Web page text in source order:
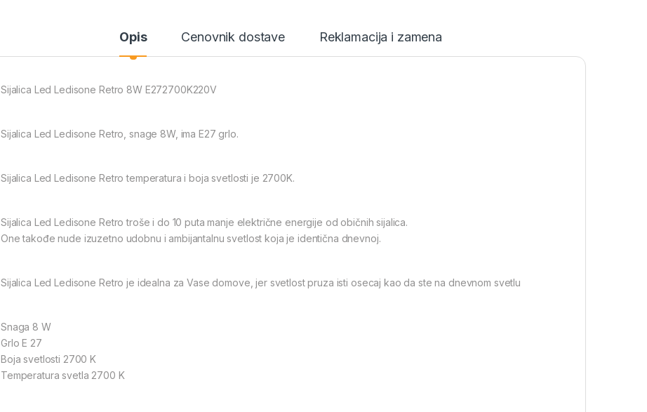
Opis Cenovnik dostave Reklamacija i zamena
Sijalica Led Ledisone Retro 8W E272700K220V
Sijalica Led Ledisone Retro, snage 8W, ima E27 grlo.
Sijalica Led Ledisone Retro temperatura i boja svetlosti je 2700K.
Sijalica Led Ledisone Retro troše i do 10 puta manje električne energije od običnih sijalica.
One takođe nude izuzetno udobnu i ambijantalnu svetlost koja je identična dnevnoj.
Sijalica Led Ledisone Retro je idealna za Vase domove, jer svetlost pruza isti osecaj kao da ste na dnevnom svetlu
Snaga 8 W
Grlo E 27
Boja svetlosti 2700 K
Temperatura svetla 2700 K